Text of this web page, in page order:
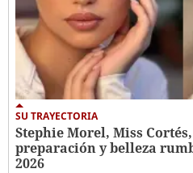
SU TRAYECTORIA
Stephie Morel, Miss
preparación y belleza
2026